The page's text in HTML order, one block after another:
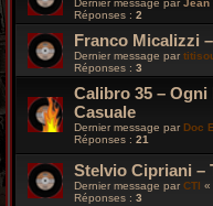
Réponses : 2
Franco Micalizzi
Dernier message par
Réponses : 3
Calibro 35 –
Casuale
Dernier message par Doc
Réponses : 21
Stelvio Cipriani –
Dernier message par CTI «
Réponses : 3